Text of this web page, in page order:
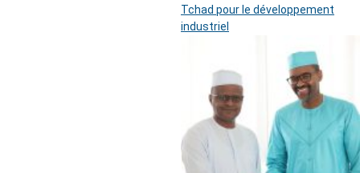
Tchad pour le développement
industriel